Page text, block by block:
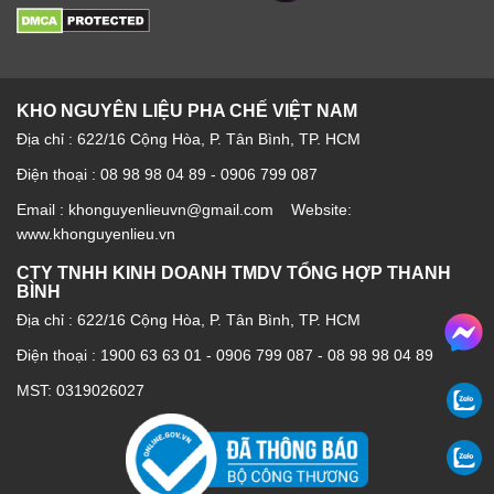
Sauce 64oz – 1.89L
KHO NGUYÊN LIỆU PHA CHẾ VIỆT NAM
Địa chỉ : 622/16 Cộng Hòa, P. Tân Bình, TP. HCM
Điện thoại : 08 98 98 04 89 - 0906 799 087
Email : khonguyenlieuvn@gmail.com Website:
www.khonguyenlieu.vn
CTY TNHH KINH DOANH TMDV TỔNG HỢP THANH
BÌNH
Địa chỉ : 622/16 Cộng Hòa, P. Tân Bình, TP. HCM
Điện thoại : 1900 63 63 01 - 0906 799 087 - 08 98 98 04 89
MST: 0319026027